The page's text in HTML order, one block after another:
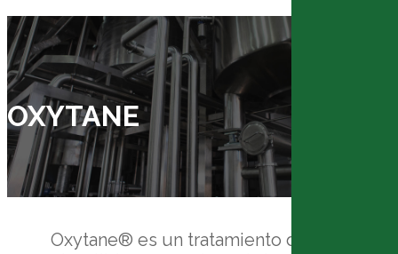
OXYTANE
Oxytane® es un tratamiento de